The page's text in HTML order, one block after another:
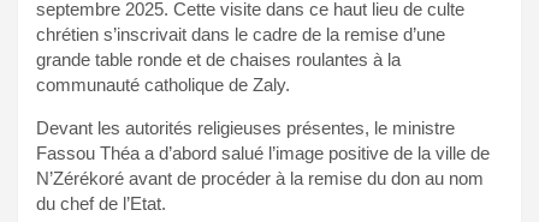
septembre 2025. Cette visite dans ce haut lieu de culte
chrétien s’inscrivait dans le cadre de la remise d’une
grande table ronde et de chaises roulantes à la
communauté catholique de Zaly.
Devant les autorités religieuses présentes, le ministre
Fassou Théa a d’abord salué l’image positive de la ville de
N’Zérékoré avant de procéder à la remise du don au nom
du chef de l’Etat.